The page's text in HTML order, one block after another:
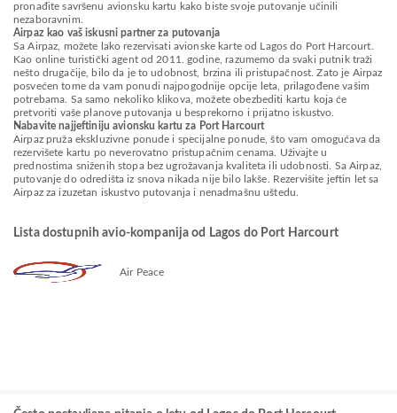
pronađite savršenu avionsku kartu kako biste svoje putovanje učinili
nezaboravnim.
Airpaz kao vaš iskusni partner za putovanja
Sa Airpaz, možete lako rezervisati avionske karte od Lagos do Port Harcourt.
Kao online turistički agent od 2011. godine, razumemo da svaki putnik traži
nešto drugačije, bilo da je to udobnost, brzina ili pristupačnost. Zato je Airpaz
posvećen tome da vam ponudi najpogodnije opcije leta, prilagođene vašim
potrebama. Sa samo nekoliko klikova, možete obezbediti kartu koja će
pretvoriti vaše planove putovanja u besprekorno i prijatno iskustvo.
Nabavite najjeftiniju avionsku kartu za Port Harcourt
Airpaz pruža ekskluzivne ponude i specijalne ponude, što vam omogućava da
rezervišete kartu po neverovatno pristupačnim cenama. Uživajte u
prednostima sniženih stopa bez ugrožavanja kvaliteta ili udobnosti. Sa Airpaz,
putovanje do odredišta iz snova nikada nije bilo lakše. Rezervišite jeftin let sa
Airpaz za izuzetan iskustvo putovanja i nenadmašnu uštedu.
Lista dostupnih avio-kompanija od Lagos do Port Harcourt
Air Peace